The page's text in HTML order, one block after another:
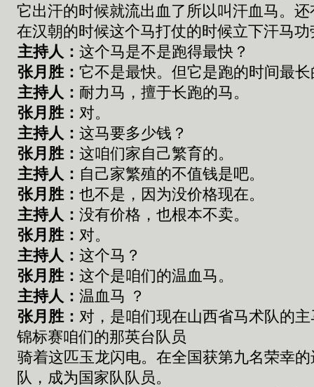
它出汗的时候就流出血了所以叫汗血马。还
在汉朝的时候这个马打仗的时候立下汗马
主持人： 这个马是不是跑得最快？
张月胜： 它不是最快。但它是跑的时间最长
主持人： 耐力马，擅于长跑的马。
张月胜： 对。
主持人： 这马要多少钱 ？
张月胜： 这咱们家自己繁育的。
主持人： 自己家繁殖的不值钱是吧。
张月胜： 也不是 ， 因为没价格现在。
主持人： 没有价格 ， 也根本不卖。
张月胜： 对。
主持人： 这个马 ？
张月胜： 这个是咱们的温血马。
主持人： 温血马 ？
张月胜： 对 ， 是咱们现在山西省马术队的主
锦标赛咱们的那英台队员
骑着这匹玉龙闪电。 在全国获第九名荣幸的
队，成为国家队队员。